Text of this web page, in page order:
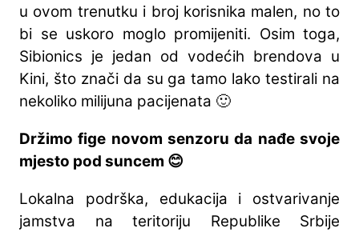
u ovom trenutku i broj korisnika malen, no to
bi se uskoro moglo promijeniti. Osim toga,
Sibionics je jedan od vodećih brendova u
Kini, što znači da su ga tamo lako testirali na
nekoliko milijuna pacijenata 🙂
Držimo fige novom senzoru da nađe svoje
mjesto pod suncem 😊
Lokalna podrška, edukacija i ostvarivanje
jamstva na teritoriju Republike Srbije